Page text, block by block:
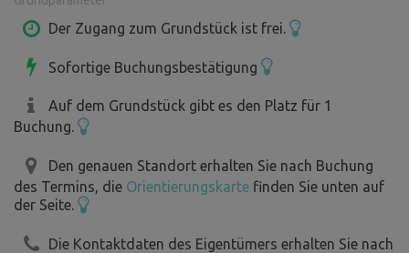
Der Zugang zum Grundstück ist frei.
Sofortige Buchungsbestätigung
Auf dem Grundstück gibt es den Platz für 1
Buchung.
Den genauen Standort erhalten Sie nach Buchung
des Termins, die Orientierungskarte finden Sie unten auf
der Seite.
Die Kontaktdaten des Eigentümers erhalten Sie nach